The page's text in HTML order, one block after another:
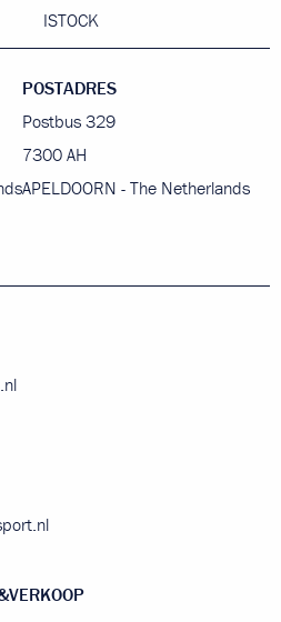
ISTOCK
POSTADRES
Postbus 329
7300 AH
APELDOORN - The Netherlands